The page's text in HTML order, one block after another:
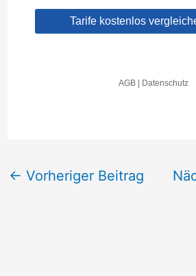
← Vorheriger Beitrag